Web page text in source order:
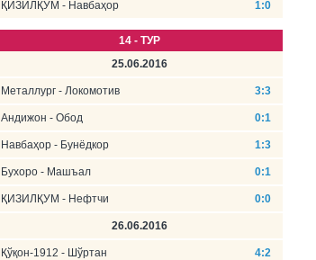
ҚИЗИЛҚУМ - Навбаҳор 1:0
14 - ТУР
25.06.2016
Металлург - Локомотив 3:3
Андижон - Обод 0:1
Навбаҳор - Бунёдкор 1:3
Бухоро - Машъал 0:1
ҚИЗИЛҚУМ - Нефтчи 0:0
26.06.2016
Қўқон-1912 - Шўртан 4:2